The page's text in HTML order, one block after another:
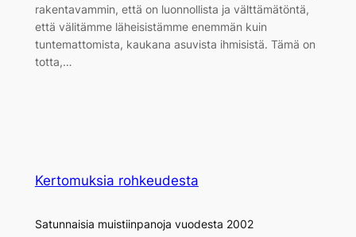
rakentavammin, että on luonnollista ja välttämätöntä,
että välitämme läheisistämme enemmän kuin
tuntemattomista, kaukana asuvista ihmisistä. Tämä on
totta,…
Kertomuksia rohkeudesta
Satunnaisia muistiinpanoja vuodesta 2002